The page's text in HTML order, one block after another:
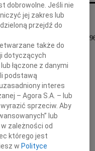
roku zmarła, przeżywszy
Wanda
dobrowolne. Jeśli nie
jej zakres lub
przejdź do
także do
dotyczących
łączone z danymi
podstawą
interes
– Agora S.A. – lub
sprzeciw. Aby
lub
zależności od
którego jest
wPolityce